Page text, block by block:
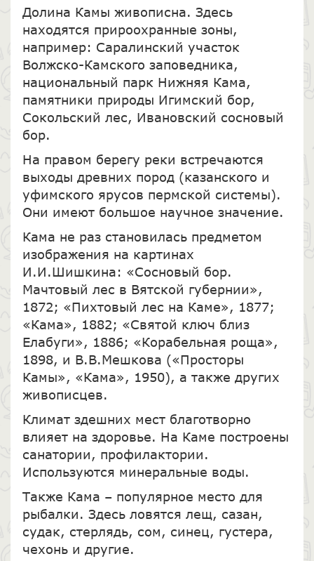
Долина Камы живописна. Здесь
находятся прироохранные зоны,
например: Саралинский участок
Волжско-Камского заповедника,
национальный парк Нижняя Кама,
памятники природы Игимский бор,
Сокольский лес, Ивановский сосновый
бор.
На правом берегу реки встречаются
выходы древних пород (казанского и
уфимского ярусов пермской системы).
Они имеют большое научное значение.
Кама не раз становилась предметом
изображения на картинах
И.И.Шишкина: «Сосновый бор.
Мачтовый лес в Вятской губернии»,
1872; «Пихтовый лес на Каме», 1877;
«Кама», 1882; «Святой ключ близ
Елабуги», 1886; «Корабельная роща»,
1898, и В.В.Мешкова («Просторы
Камы», «Кама», 1950), а также других
живописцев.
Климат здешних мест благотворно
влияет на здоровье. На Каме построены
санатории, профилактории.
Используются минеральные воды.
Также Кама – популярное место для
рыбалки. Здесь ловятся лещ, сазан,
судак, стерлядь, сом, синец, густера,
чехонь и другие.